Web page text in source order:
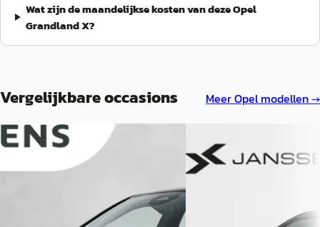
Wat zijn de maandelijkse kosten van deze Opel
Grandland X?
Vergelijkbare occasions MeerOpelmodellen →
Nieuw binnen
E
Opel Mokka·2025
1.2 130pk GS Automaat Camera
Opel Mokka-e ·2023